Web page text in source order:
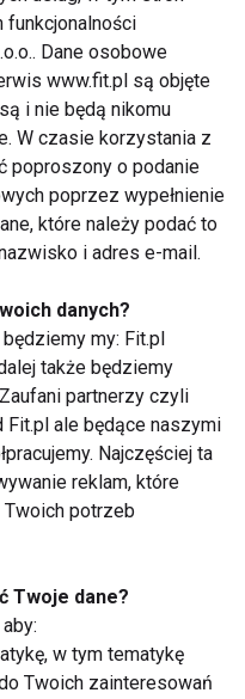
i
przekąską solo.
do:
i
się o eksperymenty —
się w Europie zimą w
funkcjonalności
Dane osobowe
www.fit.pl są objęte
i nie będą nikomu
W czasie korzystania z
poproszony o podanie
poprzez wypełnienie
które należy podać to
i adres e-mail.
danych?
my: Fit.pl
także będziemy
partnerzy czyli
Fit.pl ale będące naszymi
Najczęściej ta
reklam, które
potrzeb
Twoje dane?
w tym tematykę
Twoich zainteresowań